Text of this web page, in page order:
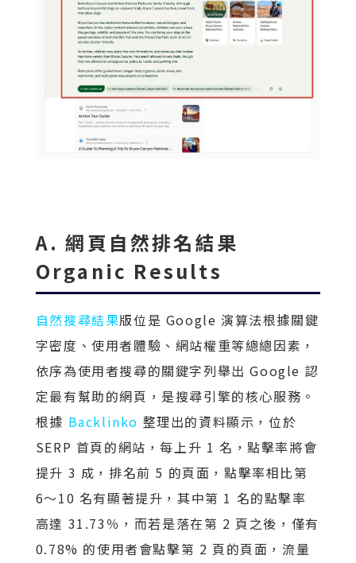
A. 網頁自然排名結果
Organic Results
自然搜尋結果版位是 Google 演算法根據關鍵
字密度、使用者體驗、網站權重等總總因素，
依序為使用者搜尋的關鍵字列舉出 Google 認
定最有幫助的網頁，是搜尋引擎的核心服務。
根據 Backlinko 整理出的資料顯示，位於
SERP 首頁的網站，每上升 1 名，點擊率將會
提升 3 成，排名前 5 的頁面，點擊率相比第
6～10 名有顯著提升，其中第 1 名的點擊率
高達 31.73％，而若是落在第 2 頁之後，僅有
0.78% 的使用者會點擊第 2 頁的頁面，流量